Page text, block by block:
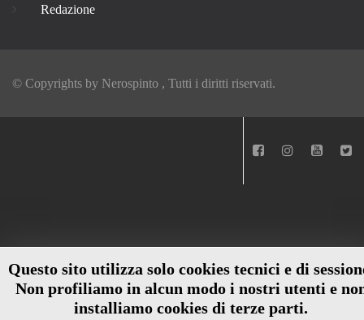
Questo sito utilizza solo cookies tecnici e di
Non profiliamo in alcun modo i nostri utenti e
installiamo cookies di terze parti.
Redazione
© Copyrights by Nerospinto , Tutti i diritti riservati.